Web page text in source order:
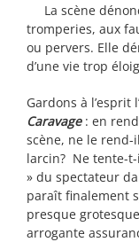
La scène
tromperies, aux
ou pervers. Elle
d’une vie trop
Gardons à
Caravage : en
scène, ne le
larcin? Ne tente-
» du spectateur
paraît finalement
presque
arrogante